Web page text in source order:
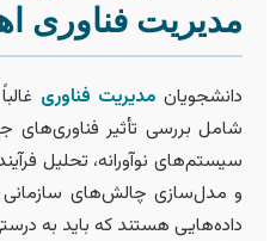
فناوری
مدیریت فناوریغالباً با
بررسی تأثیر فناوری‌های
نوآورانه، تحلیل
مدل‌سازی چالش‌های سازمانی است.
هستند که باید به درستی